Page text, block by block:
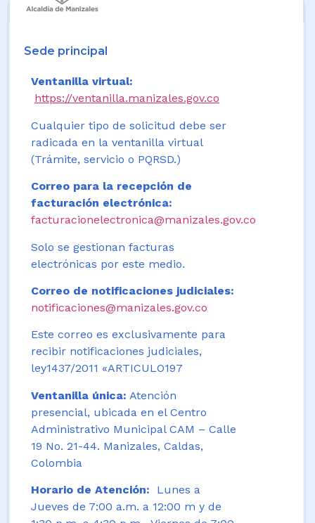
Sede principal
Ventanilla virtual:
https://ventanilla.manizales.gov.co
Cualquier tipo de solicitud debe ser
radicada en la ventanilla virtual
(Trámite, servicio o PQRSD.)
Correo para la recepción de
facturación electrónica:
facturacionelectronica@manizales.gov.co
Solo se gestionan facturas
electrónicas por este medio.
Correo de notificaciones judiciales:
notificaciones@manizales.gov.co
Este correo es exclusivamente para
recibir notificaciones judiciales,
ley1437/2011 «ARTICULO197
Ventanilla única: Atención
presencial, ubicada en el Centro
Administrativo Municipal CAM – Calle
19 No. 21-44. Manizales, Caldas,
Colombia
Horario de Atención:
Lunes a
Jueves de 7:00 a.m. a 12:00 m y de